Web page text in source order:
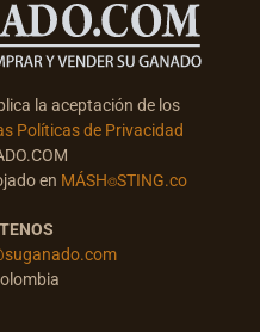
la aceptación de los
Políticas de Privacidad
en MÁSH⌾STING.co